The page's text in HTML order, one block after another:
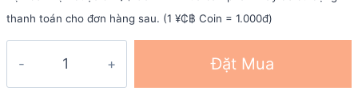
thanh toán cho đơn hàng sau. (1 ¥₵฿ Coin = 1.000đ)
Đặt Mua